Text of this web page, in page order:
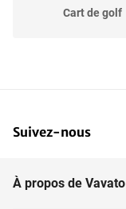
Cart de golf
Suivez-nous
À propos de Vavato